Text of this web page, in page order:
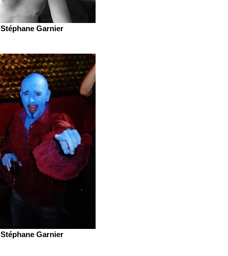
Stéphane Garnier
Stéphane Garnier